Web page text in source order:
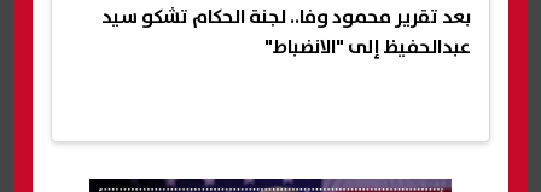
بعد تقرير محمود وفا.. لجنة الحكام تشكو سيد
عبدالحفيظ إلى "الانضباط"